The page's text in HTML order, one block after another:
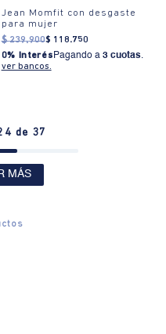
Jean Momfit con desgaste
para mujer
$ 239.900$ 118.750
0% Interés Pagando a 3 cuotas.
ver bancos.
de 37
MÁS